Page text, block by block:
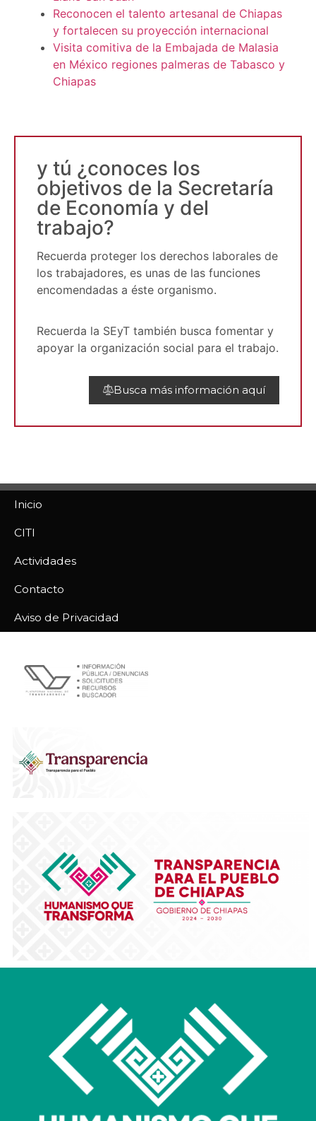
Reconocen el talento artesanal de Chiapas
y fortalecen su proyección internacional
Visita comitiva de la Embajada de Malasia
en México regiones palmeras de Tabasco y
Chiapas
y tú ¿conoces los
objetivos de la Secretaría
de Economía y del
trabajo?
Recuerda proteger los derechos laborales de
los trabajadores, es unas de las funciones
encomendadas a éste organismo.
Recuerda la SEyT también busca fomentar y
apoyar la organización social para el trabajo.
Busca más información aquí
Inicio
CITI
Actividades
Contacto
Aviso de Privacidad